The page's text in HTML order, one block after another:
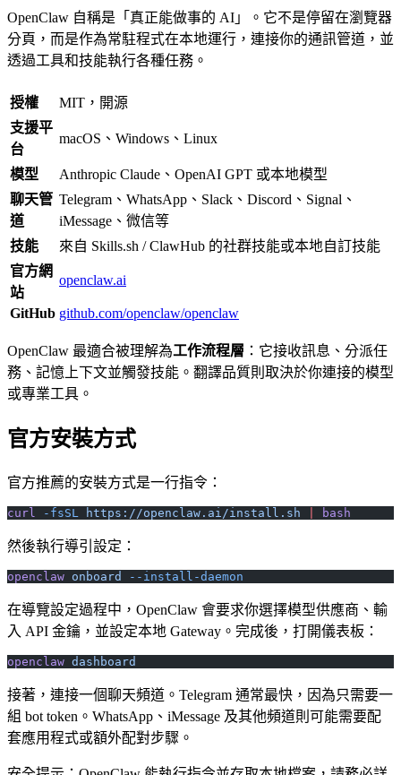
OpenClaw 自稱是「真正能做事的 AI」。它不是停留在瀏覽器
分頁，而是作為常駐程式在本地運行，連接你的通訊管道，並
透過工具和技能執行各種任務。
授權
MIT，開源
支援平
台
macOS、Windows、Linux
模型
Anthropic Claude、OpenAI GPT 或本地模型
聊天管
道
Telegram、WhatsApp、Slack、Discord、Signal、
iMessage、微信等
技能
來自 Skills.sh / ClawHub 的社群技能或本地自訂技能
官方網
站
openclaw.ai
GitHub github.com/openclaw/openclaw
OpenClaw 最適合被理解為工作流程層 ：它接收訊息、分派任
務、記憶上下文並觸發技能。翻譯品質則取決於你連接的模型
或專業工具。
官方安裝方式
官方推薦的安裝方式是一行指令：
curl -fsSL https://openclaw.ai/install.sh bash
然後執行導引設定：
openclaw onboard --install-daemon
在導覽設定過程中，OpenClaw 會要求你選擇模型供應商、輸
入 API 金鑰，並設定本地 Gateway。完成後，打開儀表板：
openclaw dashboard
接著，連接一個聊天頻道。Telegram 通常最快，因為只需要一
組 bot token。WhatsApp、iMessage 及其他頻道則可能需要配
套應用程式或額外配對步驟。